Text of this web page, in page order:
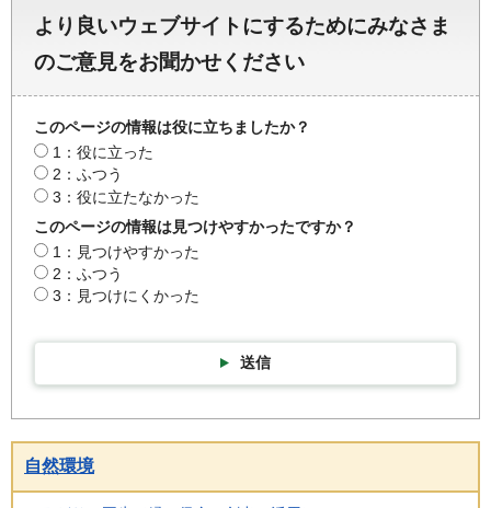
より良いウェブサイトにするためにみなさま
のご意見をお聞かせください
このページの情報は役に立ちましたか？
1：役に立った
2：ふつう
3：役に立たなかった
このページの情報は見つけやすかったですか？
1：見つけやすかった
2：ふつう
3：見つけにくかった
送信
自然環境